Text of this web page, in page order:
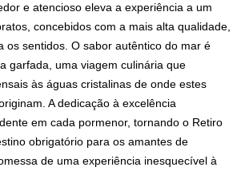
e atencioso eleva a experiência a um
concebidos com a mais alta qualidade,
os sentidos. O sabor autêntico do mar é
garfada, uma viagem culinária que
às águas cristalinas de onde estes
A dedicação à excelência
em cada pormenor, tornando o Retiro
obrigatório para os amantes de
de uma experiência inesquecível à